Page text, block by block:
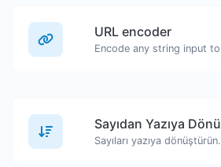
URL encoder
Sayıları yazıya dönüştürün.